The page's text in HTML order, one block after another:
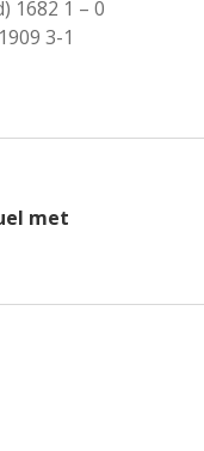
1682 1 – 0
3-1
met